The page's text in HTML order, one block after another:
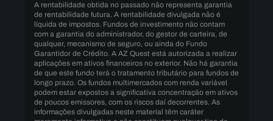
A rentabilidade obtida no passado não representa garantia
de rentabilidade futura. A rentabilidade divulgada não é
líquida de impostos. Fundos de investimento não contam
com a garantia do administrador, do gestor de carteira, de
qualquer, mecanismo de seguro, ou ainda do Fundo
Garantidor de Crédito. A AZ Quest está autorizada a realizar
aplicações em ativos financeiros no exterior. Não há garantia
de que este fundo terá o tratamento tributário para fundos de
longo prazo. Os fundos multimercados com renda variável
podem estar expostos a significativa concentração em ativos
de poucos emissores, com os riscos daí decorrentes. As
informações divulgadas neste material têm caráter